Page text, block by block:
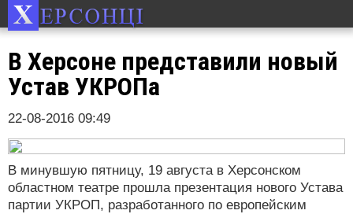
В Херсоне представили новый
Устав УКРОПа
22-08-2016 09:49
В минувшую пятницу, 19 августа в Херсонском
областном театре прошла презентация нового Устава
партии УКРОП, разработанного по европейским